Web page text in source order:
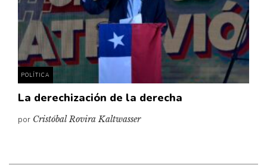
POLÍTICA
La derechización de la derecha
por Cristóbal Rovira Kaltwasser